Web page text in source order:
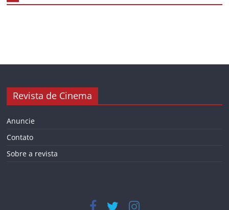
Revista de Cinema
Anuncie
Contato
Sobre a revista